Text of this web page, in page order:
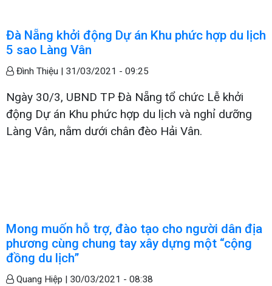
Đà Nẵng khởi động Dự án Khu phức hợp du lịch
5 sao Làng Vân
Đình Thiệu | 31/03/2021 - 09:25
Ngày 30/3, UBND TP Đà Nẵng tổ chức Lễ khởi
động Dự án Khu phức hợp du lịch và nghỉ dưỡng
Làng Vân, nằm dưới chân đèo Hải Vân.
Mong muốn hỗ trợ, đào tạo cho người dân địa
phương cùng chung tay xây dựng một “cộng
đồng du lịch”
Quang Hiệp | 30/03/2021 - 08:38